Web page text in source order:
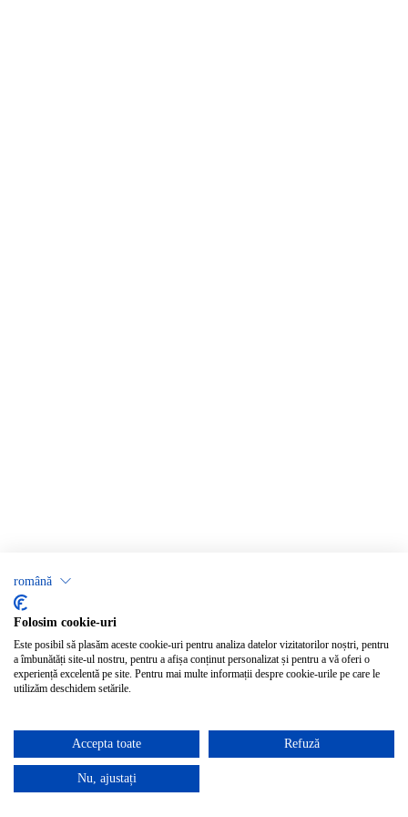
română
Folosim cookie-uri
Este posibil să plasăm aceste cookie-uri pentru analiza datelor vizitatorilor noștri, pentru
a îmbunătăți site-ul nostru, pentru a afișa conținut personalizat și pentru a vă oferi o
experiență excelentă pe site. Pentru mai multe informații despre cookie-urile pe care le
utilizăm deschidem setările.
Accepta toate Refuză
Nu, ajustați